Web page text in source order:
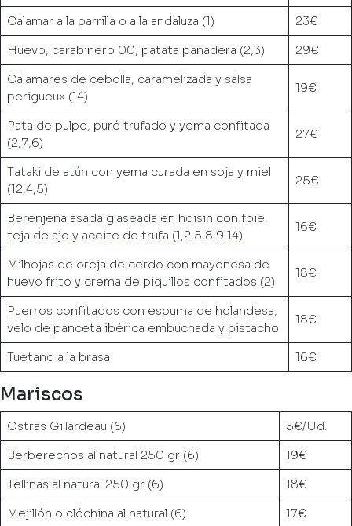
Calamar a la parrilla o a la andaluza (1)
23€
Huevo, carabinero 00, patata panadera (2,3)
29€
Calamares de cebolla, caramelizada y salsa
perigueux (14)
19€
Pata de pulpo, puré trufado y yema confitada
(2,7,6)
27€
Tataki de atún con yema curada en soja y miel
(12,4,5)
25€
Berenjena asada glaseada en hoisin con foie,
teja de ajo y aceite de trufa (1,2,5,8,9,14)
16€
Milhojas de oreja de cerdo con mayonesa de
huevo frito y crema de piquillos confitados (2)
18€
Puerros confitados con espuma de holandesa,
velo de panceta ibérica embuchada y pistacho
18€
Tuétano a la brasa 16€
Mariscos
Ostras Gillardeau (6)
5€/Ud.
Berberechos al natural 250 gr (6)
19€
Tellinas al natural 250 gr (6)
18€
Mejillón o clóchina al natural (6)
17€